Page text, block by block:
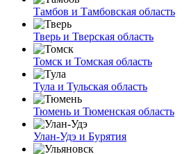
Тамбов и Тамбовская область
Тверь и Тверская область
Томск и Томская область
Тула и Тульская область
Тюмень и Тюменская область
Улан-Удэ и Бурятия